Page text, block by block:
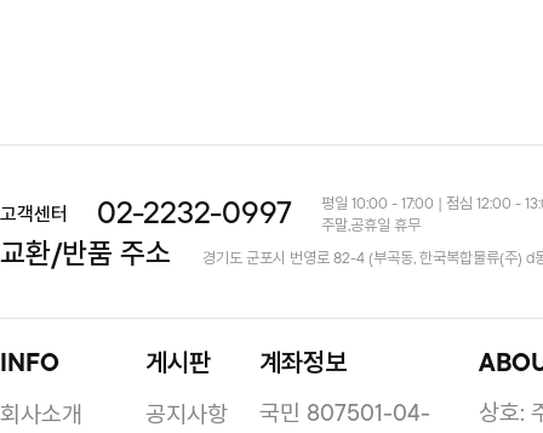
고객센터 02-2232-0997
평일 10:00 - 17:00 | 점심 12:00 -
주말,공휴일 휴무
교환/반품 주소 경기도 군포시 번영로 82-4 (부곡동, 한국복합물류(주) d
INFO
회사소개
게시판
공지사항
계좌정보
국민 807501-04-
상호: